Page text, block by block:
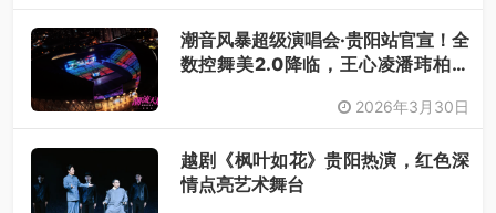
潮音风暴超级演唱会·贵阳站官宣！全
数控舞美2.0降临，王心凌潘玮柏领
2026年3月30日
越剧《枫叶如花》贵阳热演，红色深
情点亮艺术舞台